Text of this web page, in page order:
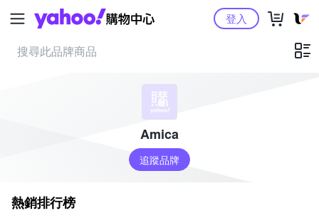
Yahoo購物中心登入
Amica
追蹤品牌
熱銷排行榜